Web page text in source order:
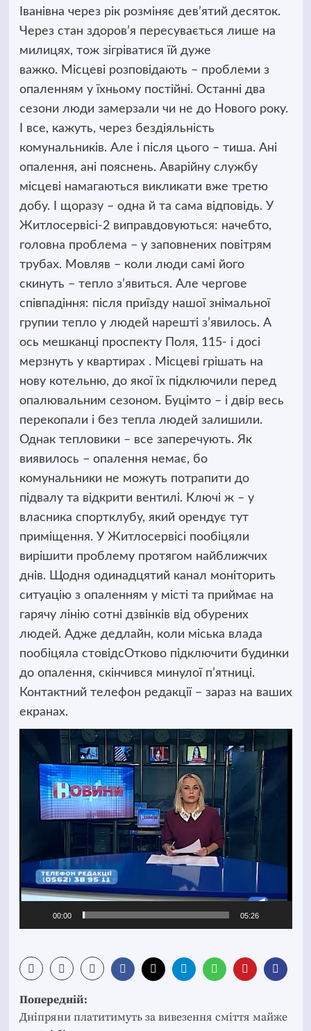
Іванівна через рік розміняє дев’ятий десяток.
Через стан здоров’я пересувається лише на
милицях, тож зігріватися їй дуже
важко. Місцеві розповідають – проблеми з
опаленням у їхньому постійні. Останні два
сезони люди замерзали чи не до Нового року.
І все, кажуть, через бездіяльність
комунальників. Але і після цього – тиша. Ані
опалення, ані пояснень. Аварійну службу
місцеві намагаються викликати вже третю
добу. І щоразу – одна й та сама відповідь. У
Житлосервісі-2 виправдовуються: начебто,
головна проблема – у заповнених повітрям
трубах. Мовляв – коли люди самі його
скинуть – тепло з’явиться. Але чергове
співпадіння: після приїзду нашої знімальної
групии тепло у людей нарешті з’явилось. А
ось мешканці проспекту Поля, 115- і досі
мерзнуть у квартирах . Місцеві грішать на
нову котельню, до якої їх підключили перед
опалювальним сезоном. Буцімто – і двір весь
перекопали і без тепла людей залишили.
Однак тепловики – все заперечують. Як
виявилось – опалення немає, бо
комунальники не можуть потрапити до
підвалу та відкрити вентилі. Ключі ж – у
власника спортклубу, який орендує тут
приміщення. У Житлосервісі пообіцяли
вирішити проблему протягом найближчих
днів. Щодня одинадцятий канал моніторить
ситуацію з опаленням у місті та приймає на
гарячу лінію сотні дзвінків від обурених
людей. Адже дедлайн, коли міська влада
пообіцяла стовідсОтково підключити будинки
до опалення, скінчився минулої п’ятниці.
Контактний телефон редакції – зараз на ваших
екранах.
Відеопрогравач
00:00 05:26
Post
navigation
Попередній:
Дніпряни платитимуть за вивезення сміття майже